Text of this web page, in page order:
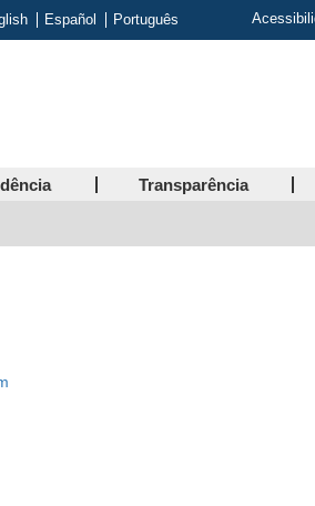
Español Português
Transparência